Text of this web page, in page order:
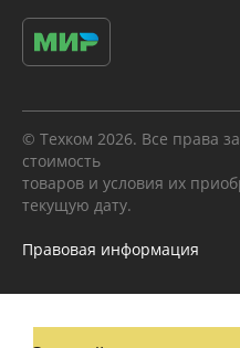
© Техком 2026. Все права
стоимость
товаров и условия их
текущую дату.
Правовая информация